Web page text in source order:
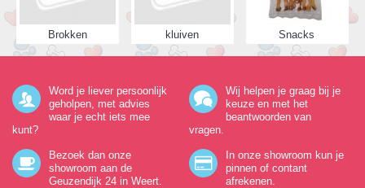
Brokken kluiven Snacks
Word je liever persoonlijk
geholpen, met advies
waar je echt iets mee
kunt?
Wij helpen je graag bij je
keuze en met het
beantwoorden van
vragen.
Bezoek dan onze
showroom aan de
Geuzendijk 24 in Weert.
In onze showroom kun je
pinnen of contant
afrekenen.